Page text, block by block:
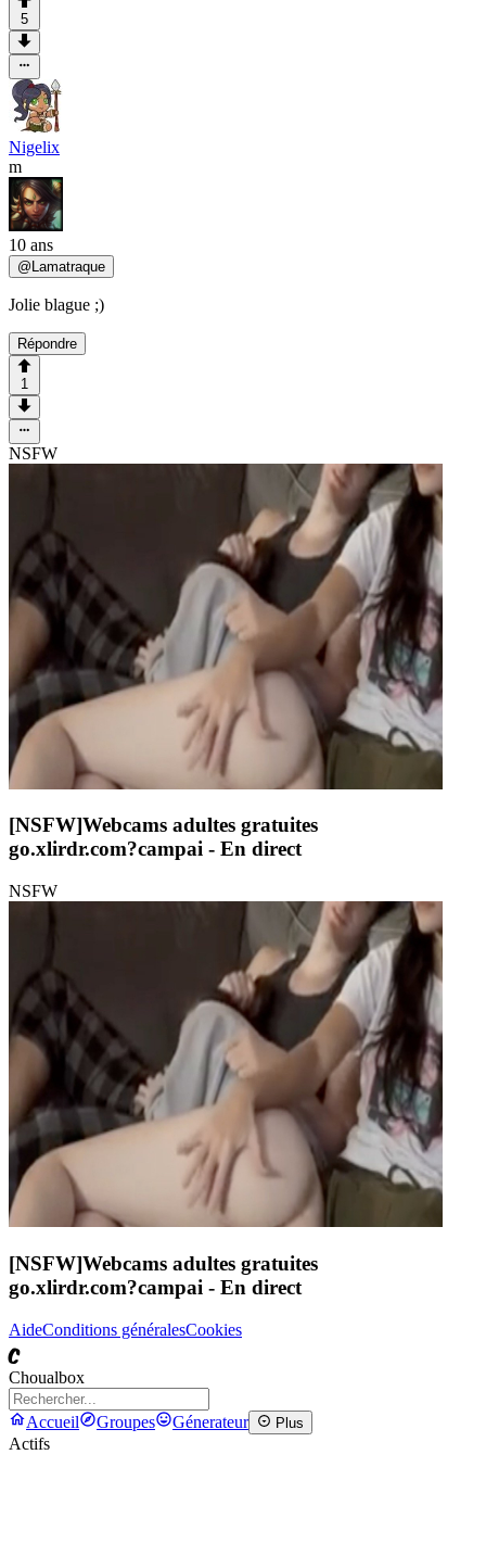
5
Nigelix
m
10 ans
@Lamatraque
Jolie blague ;)
Répondre
1
NSFW
[NSFW]Webcams adultes gratuites
go.xlirdr.com?campai - En direct
NSFW
[NSFW]Webcams adultes gratuites
go.xlirdr.com?campai - En direct
AideConditions généralesCookies
C
Choualbox
Accueil Groupes Génerateur Plus
Actifs